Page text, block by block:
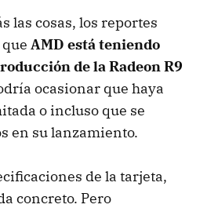
las cosas, los reportes
AMD está teniendo
de la Radeon R9
ocasionar que haya
o incluso que se
en su lanzamiento.
de la tarjeta,
concreto. Pero